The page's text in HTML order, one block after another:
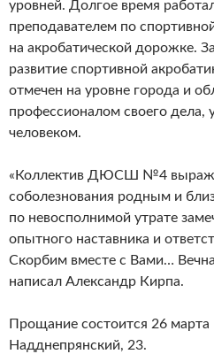
уровней. Долгое время
преподавателем по
на акробатической дорожке.
развитие спортивной
отмечен на уровне города и
профессионалом своего
человеком.
«Коллектив ДЮСШ №4
соболезнования родным и
по невосполнимой утрате
опытного наставника и
Скорбим вместе с Вами…
написал Александр Кирпа.
Прощание состоится 26 марта
Надднепрянский, 23.